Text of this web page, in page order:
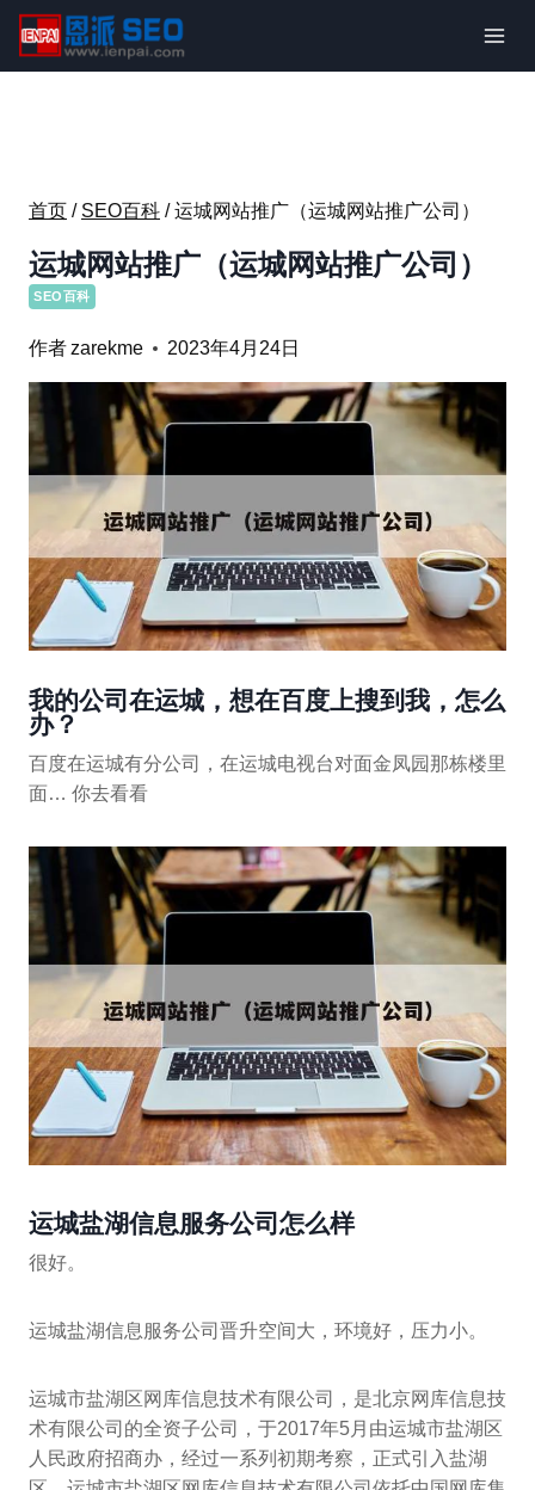
内
首页 / SEO百科 / 运城网站推广（运城网站推广公司）
运城网站推广（运城网站推广公司）
SEO百科
作者zarekme 2023年4月24日
我的公司在运城，想在百度上搜到我，怎么
办？
百度在运城有分公司，在运城电视台对面金凤园那栋楼里
面… 你去看看
运城盐湖信息服务公司怎么样
很好。
运城盐湖信息服务公司晋升空间大，环境好，压力小。
运城市盐湖区网库信息技术有限公司，是北京网库信息技
术有限公司的全资子公司，于2017年5月由运城市盐湖区
人民政府招商办，经过一系列初期考察，正式引入盐湖